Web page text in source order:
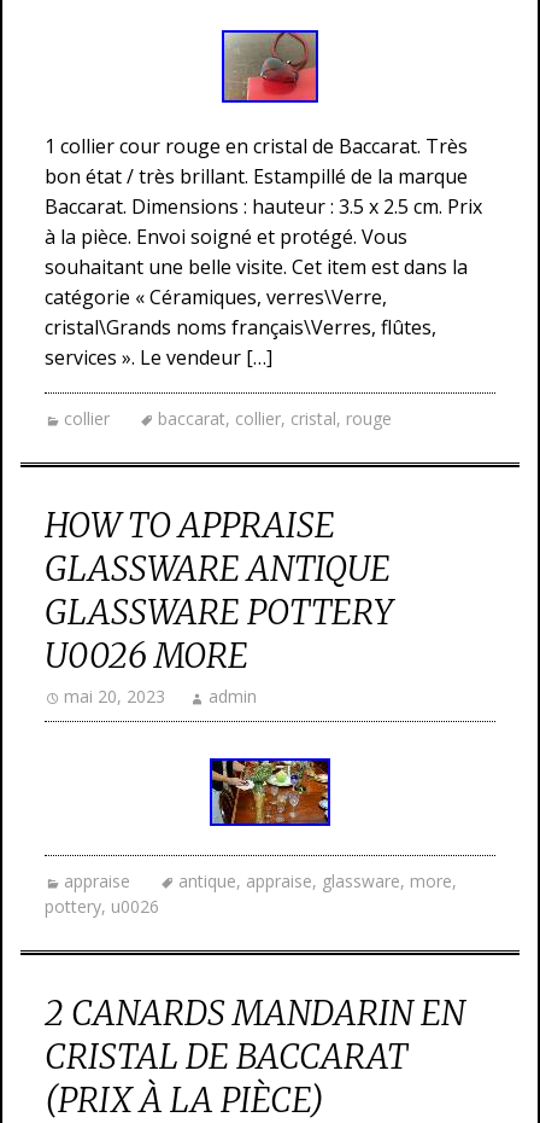
1 collier cour rouge en cristal de Baccarat. Très
bon état / très brillant. Estampillé de la marque
Baccarat. Dimensions : hauteur : 3.5 x 2.5 cm. Prix
à la pièce. Envoi soigné et protégé. Vous
souhaitant une belle visite. Cet item est dans la
catégorie « Céramiques, verres\Verre,
cristal\Grands noms français\Verres, flûtes,
services ». Le vendeur […]
collier baccarat, collier, cristal, rouge
HOW TO APPRAISE
GLASSWARE ANTIQUE
GLASSWARE POTTERY
U0026 MORE
mai 20, 2023 admin
appraise antique, appraise, glassware, more,
pottery, u0026
2 CANARDS MANDARIN EN
CRISTAL DE BACCARAT
(PRIX À LA PIÈCE)